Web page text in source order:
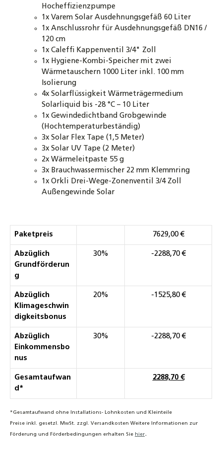
Hocheffizienzpumpe
1x Varem Solar Ausdehnungsgefäß 60 Liter
1x Anschlussrohr für Ausdehnungsgefäß DN16 /
120 cm
1x Caleffi Kappenventil 3/4" Zoll
1x Hygiene-Kombi-Speicher mit zwei
Wärmetauschern 1000 Liter inkl. 100 mm
Isolierung
4x Solarflüssigkeit Wärmeträgermedium
Solarliquid bis -28 °C – 10 Liter
1x Gewindedichtband Grobgewinde
(Hochtemperaturbeständig)
3x Solar Flex Tape (1,5 Meter)
3x Solar UV Tape (2 Meter)
2x Wärmeleitpaste 55 g
3x Brauchwassermischer 22 mm Klemmring
1x Orkli Drei-Wege-Zonenventil 3/4 Zoll
Außengewinde Solar
Paketpreis 7629,00 €
Abzüglich
Grundförderun
g
30% -2288,70 €
Abzüglich
Klimageschwin
digkeitsbonus
20% -1525,80 €
Abzüglich
Einkommensbo
nus
30% -2288,70 €
Gesamtaufwan
d*
2288,70 €
*Gesamtaufwand ohne Installations- Lohnkosten und Kleinteile
Preise inkl. gesetzl. MwSt. zzgl. Versandkosten Weitere Informationen zur
Förderung und Förderbedingungen erhalten Sie hier.